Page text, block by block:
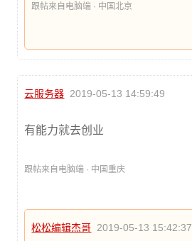
跟帖来自电脑端 · 中国北京
云服务器 2019-05-13 14:59:49
有能力就去创业
跟帖来自电脑端 · 中国重庆
松松编辑杰哥 2019-05-13 15:42:37